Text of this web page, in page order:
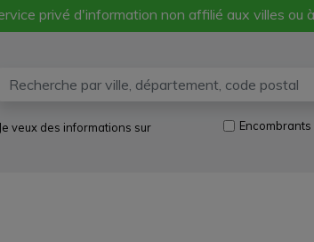
privé d'information non affilié aux villes ou
Je veux des informations sur Encombrants